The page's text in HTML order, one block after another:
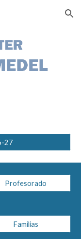
Skip to navigation
27
Profesorado
Familias